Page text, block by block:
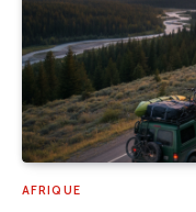
AFRIQUE